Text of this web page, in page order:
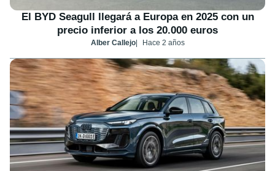
El BYD Seagull llegará a Europa en 2025 con un
precio inferior a los 20.000 euros
Alber Callejo Hace 2 años